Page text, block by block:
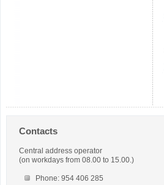
Contacts
Central address operator
(on workdays from 08.00 to 15.00.)
Phone: 954 406 285